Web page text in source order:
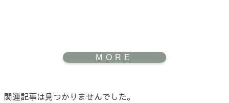
関連記事は見つかりませんでした。